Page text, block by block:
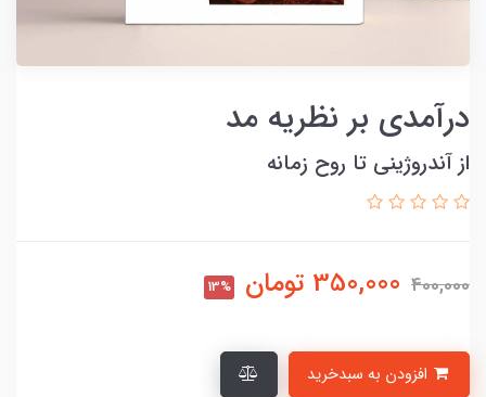
درآمدی بر نظریه مد
از آندروژینی تا روح زمانه
400,000
350,000 تومان 13%